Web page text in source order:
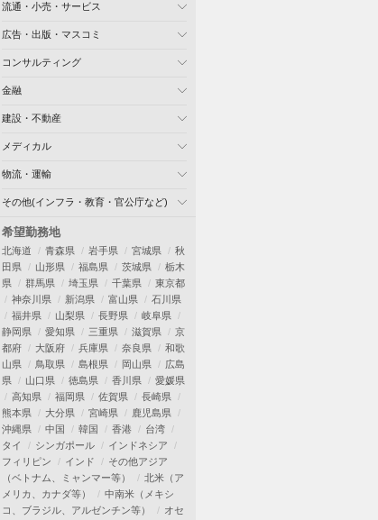
流通・小売・サービス
広告・出版・マスコミ
コンサルティング
金融
建設・不動産
メディカル
物流・運輸
その他(インフラ・教育・官公庁など)
希望勤務地
北海道 青森県 岩手県 宮城県
秋
田県
山形県 福島県 茨城県
栃木
県
群馬県 埼玉県 千葉県
東京都
神奈川県
新潟県 富山県
石川県
福井県
山梨県 長野県
岐阜県
静岡県
愛知県 三重県 滋賀県
京
都府
大阪府 兵庫県 奈良県
和歌
山県
鳥取県 島根県 岡山県
広島
県
山口県 徳島県 香川県
愛媛県
高知県
福岡県 佐賀県
長崎県
熊本県
大分県 宮崎県
鹿児島県
沖縄県
中国 韓国 香港
台湾
タイ
シンガポール
インドネシア
フィリピン
インド
その他アジア
（ベトナム、ミャンマー等）
北米（ア
メリカ、カナダ等）
中南米（メキシ
コ、ブラジル、アルゼンチン等）
オセ